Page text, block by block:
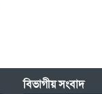
বিভাগীয় সংবাদ